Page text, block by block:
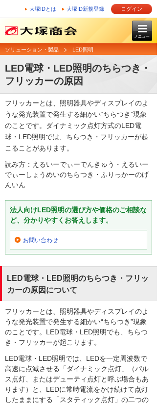
大塚IDとは 大塚ID新規登録 ログイン
メニュー
ソリューション・製品 LED照明
LED電球・LED照明のちらつき・
フリッカーの原因
フリッカーとは、照明器具やディスプレイのよ
うな発光装置で発生する細かい“ちらつき”現象
のことです。ダイナミック点灯方式のLED電
球・LED照明では、ちらつき・フリッカーが起
こることがあります。
読み方：えるいーでぃーでんきゅう・えるいー
でぃーしょうめいのちらつき・ふりっかーのげ
んいん
法人向けLED照明の選び方や価格のご相談な
ど、分かりやすくお答えします。
お問い合わせ
LED電球・LED照明のちらつき・フリッ
カーの原因について
フリッカーとは、照明器具やディスプレイのよ
うな発光装置で発生する細かい“ちらつき”現象
のことです。LED電球・LED照明でも、ちらつ
き・フリッカーが起こります。
LED電球・LED照明では、LEDを一定周波数で
高速に点滅させる「ダイナミック点灯」（パル
ス点灯、またはデューティ点灯と呼ぶ場合もあ
ります）と、LEDに常時電流をかけ続けて点灯
したままにする「スタティック点灯」の二つの